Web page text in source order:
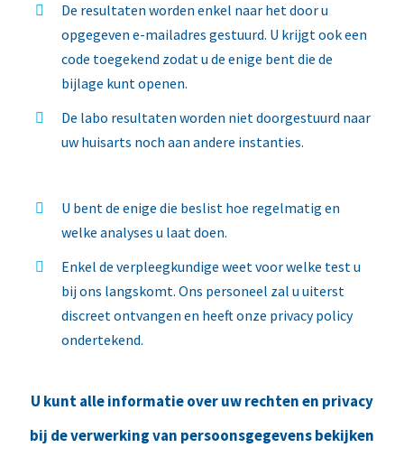
De resultaten worden enkel naar het door u
opgegeven e-mailadres gestuurd. U krijgt ook een
code toegekend zodat u de enige bent die de
bijlage kunt openen.
De labo resultaten worden niet doorgestuurd naar
uw huisarts noch aan andere instanties.
U bent de enige die beslist hoe regelmatig en
welke analyses u laat doen.
Enkel de verpleegkundige weet voor welke test u
bij ons langskomt. Ons personeel zal u uiterst
discreet ontvangen en heeft onze privacy policy
ondertekend.
U kunt alle informatie over uw rechten en privacy
bij de verwerking van persoonsgegevens bekijken